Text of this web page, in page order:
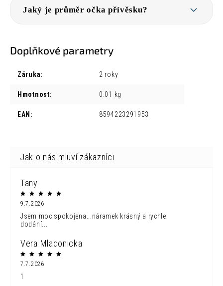
Jaký je průměr očka přívěsku?
Doplňkové parametry
Záruka: 2 roky
Hmotnost: 0.01 kg
EAN : 8594223291953
Tany
9.7.2026
Jsem moc spokojena...náramek krásný a rychle
dodání...
Vera Mladonicka
7.7.2026
1